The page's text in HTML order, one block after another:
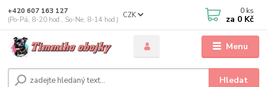
Menu
CZK
Hledat
+420 607 163 127
(Po-Pá, 8-20 hod., So-Ne, 8-14 hod.)
0 ks
za 0 Kč